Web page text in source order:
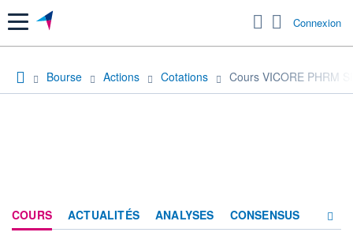
Menu Connexion
Bourse Actions Cotations Cours VICORE PHRM
COURS ACTUALITÉS ANALYSES CONSENSUS